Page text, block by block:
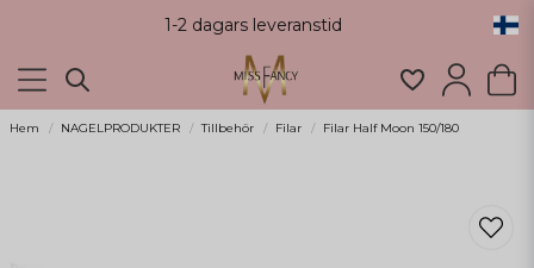
1-2 dagars leveranstid
Hem NAGELPRODUKTER Tillbehör Filar Filar Half Moon 150/180